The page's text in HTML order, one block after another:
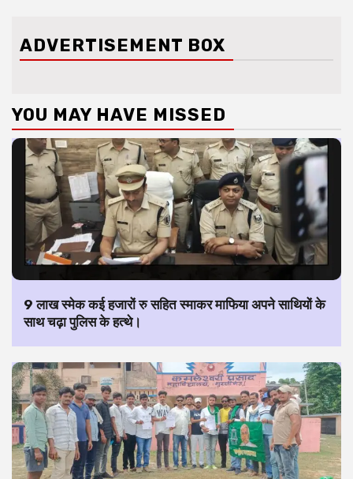
ADVERTISEMENT BOX
YOU MAY HAVE MISSED
9 लाख स्मेक कई हजारों रु सहित स्माकर माफिया अपने साथियों के
साथ चढ़ा पुलिस के हत्थे।